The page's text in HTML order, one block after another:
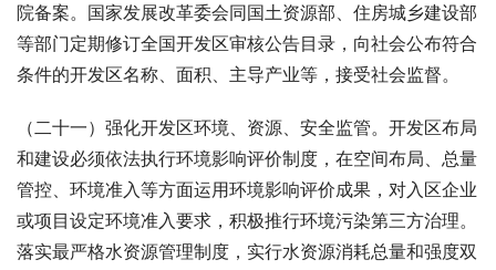
院备案。国家发展改革委会同国土资源部、住房城乡建设部
等部门定期修订全国开发区审核公告目录，向社会公布符合
条件的开发区名称、面积、主导产业等，接受社会监督。
（二十一）强化开发区环境、资源、安全监管。开发区布局
和建设必须依法执行环境影响评价制度，在空间布局、总量
管控、环境准入等方面运用环境影响评价成果，对入区企业
或项目设定环境准入要求，积极推行环境污染第三方治理。
落实最严格水资源管理制度，实行水资源消耗总量和强度双